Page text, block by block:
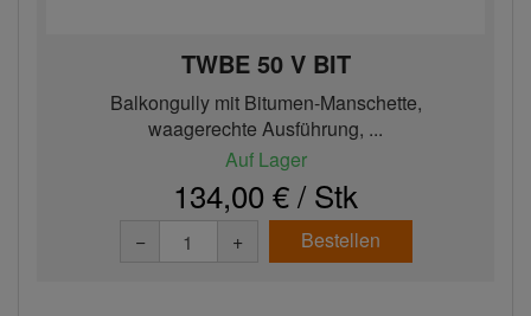
TWBE 50 V BIT
Balkongully mit Bitumen-Manschette,
waagerechte Ausführung, ...
Auf Lager
134,00 € / Stk
− + Bestellen